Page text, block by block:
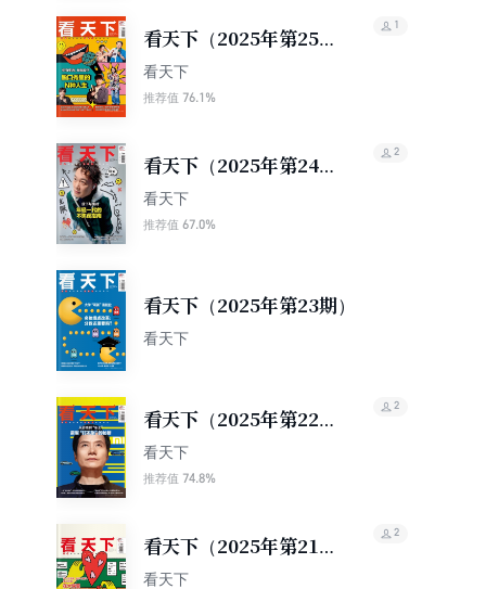
看天下（2025年第25
期）
看天下
推荐值 76.1%
1
看天下（2025年第24
期）
看天下
推荐值 67.0%
2
看天下（2025年第23期）
看天下
看天下（2025年第22
期）
看天下
推荐值 74.8%
2
看天下（2025年第21
期）
看天下
2